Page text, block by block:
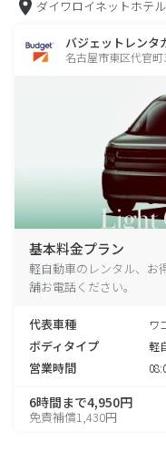
ダイワロイネットホテ
バジェットレンタ
名古屋市東区代官町
基本料金プラン
軽自動車のレンタル、お
舗お電話ください。
代表車種 ワ
ボディタイプ 軽
営業時間
6時間まで4,950円
免責補償1,430円